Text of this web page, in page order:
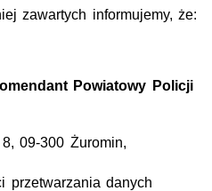
zawartych informujemy, że:
Powiatowy Policji
09-300 Żuromin,
przetwarzania danych